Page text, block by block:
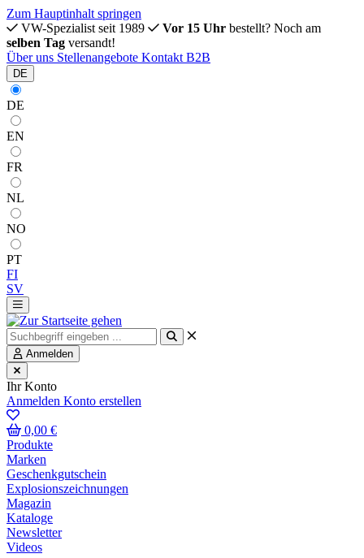
Zum Hauptinhalt springen
VW-Spezialist seit 1989
Vor 15 Uhr bestellt? Noch am
selben Tag versandt!
Über uns Stellenangebote Kontakt B2B
DE
DE
EN
FR
NL
NO
PT
FI
SV
Anmelden
Ihr Konto
Anmelden Konto erstellen
0,00 €
Produkte
Marken
Geschenkgutschein
Explosionszeichnungen
Magazin
Kataloge
Newsletter
Videos